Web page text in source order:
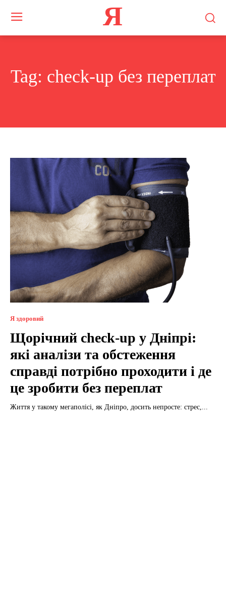
Я
Tag: check-up без переплат
Я здоровий
Щорічний check-up у Дніпрі:
які аналізи та обстеження
справді потрібно проходити і де
це зробити без переплат
Життя у такому мегаполісі, як Дніпро, досить непросте: стрес,...